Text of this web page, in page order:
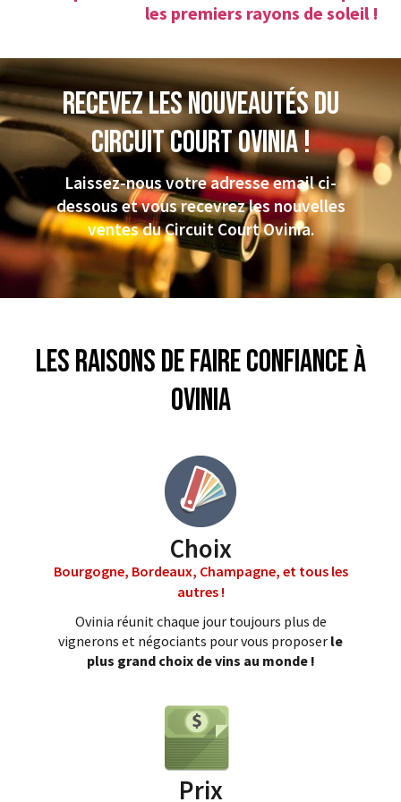
les premiers rayons de soleil !
Recevez les nouveautés du
CIRCUIT COURT Ovinia !
Laissez-nous votre adresse email ci-
dessous et vous recevrez les nouvelles
ventes du Circuit Court Ovinia.
Les raisons de faire confiance à
Ovinia
Choix
Bourgogne, Bordeaux, Champagne, et tous les
autres !
Ovinia réunit chaque jour toujours plus de
vignerons et négociants pour vous proposer le
plus grand choix de vins au monde !
Prix